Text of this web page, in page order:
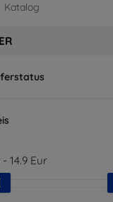
Katalog
- 14.9 Eur